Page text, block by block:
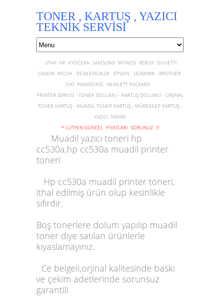
TONER , KARTUŞ , YAZICI
TEKNİK SERVİSİ
UTAX HP KYOCERA SAMSUNG MİTACO XEROX OLİVETTİ
CANON RİCOH 05363382628 EPSON LEXMARK BROTHER
OKİ PANASONİC HEWLETT PACKARD
PRİNTER SERVİSİ - TONER DOLUMU - KARTUŞ DOLUMU - ORJİNAL
TONER KARTUŞ - MUADİL TONER KARTUŞ - MÜREKKEP KARTUŞ -
YAZICI TAMİRİ
* LÜTFEN GÜNCEL FİYATLARI SORUNUZ !!!
Muadil yazıcı toneri hp
cc530a,hp cc530a muadil printer
toneri
Hp cc530a muadil printer toneri,
ithal edilmiş ürün olup kesinlikle
sıfırdır.
Boş tonerlere dolum yapılıp muadil
toner diye satılan ürünlerle
kıyaslamayınız.
Ce belgeli,orjinal kalitesinde baskı
ve çekim adetlerinde sorunsuz
garantili